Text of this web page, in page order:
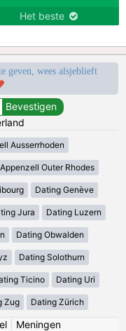
Het beste
geven, wees alsjeblieft
Ausserrhoden
Outer Rhodes
Dating Genève
Jura Dating Luzern
Dating Obwalden
Dating Solothurn
Ticino Dating Uri
Zug Dating Zürich
| Meningen